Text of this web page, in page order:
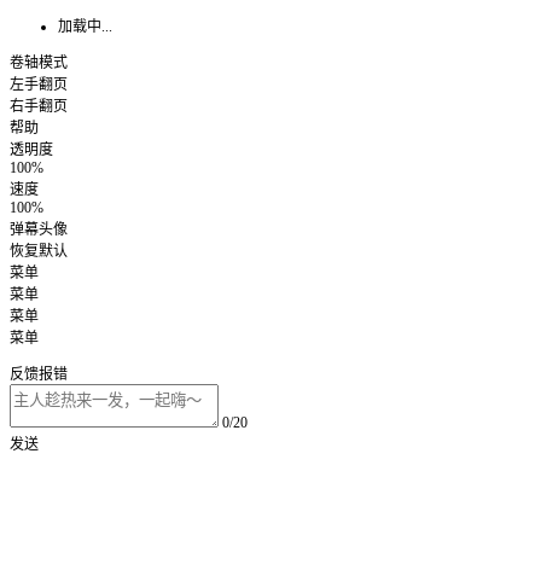
加载中...
卷轴模式
左手翻页
右手翻页
帮助
透明度
100%
速度
100%
弹幕头像
恢复默认
菜单
菜单
菜单
菜单
反馈报错
0/20
发送